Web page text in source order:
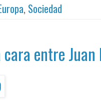
, Sociedad
entre